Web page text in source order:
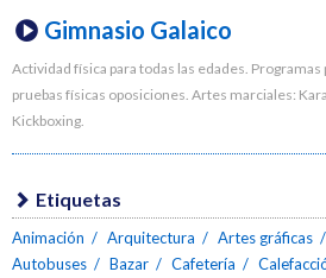
Gimnasio Galaico
Actividad física para todas las edades.
pruebas físicas oposiciones. Artes marciales:
Kickboxing.
Etiquetas
Animación Arquitectura Artes gráficas
Autobuses
Bazar Cafetería